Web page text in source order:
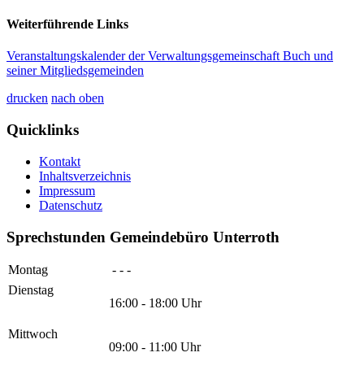
Weiterführende Links
Veranstaltungskalender der Verwaltungsgemeinschaft Buch und
seiner Mitgliedsgemeinden
drucken nach oben
Quicklinks
Kontakt
Inhaltsverzeichnis
Impressum
Datenschutz
Sprechstunden Gemeindebüro Unterroth
Montag
- - -
Dienstag
16:00 - 18:00 Uhr
Mittwoch
09:00 - 11:00 Uhr